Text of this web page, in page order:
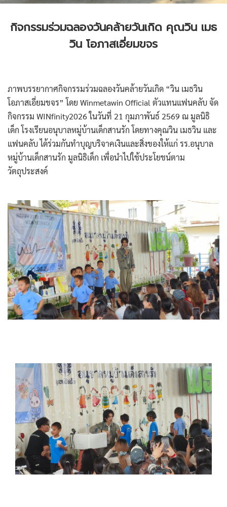
กิจกรรมร่วมฉลองวันคล้ายวันเกิด คุณวิน เมธ
วิน โอภาสเอี่ยมขจร
ภาพบรรยากาศกิจกรรมร่วมฉลองวันคล้ายวันเกิด “วิน เมธวิน
โอภาสเอี่ยมขจร” โดย Winmetawin Official ตัวแทนแฟนคลับ จัด
กิจกรรม WINfinity2026 ในวันที่ 21 กุมภาพันธ์ 2569 ณ มูลนิธิ
เด็ก โรงเรียนอนุบาลหมู่บ้านเด็กสานรัก โดยทางคุณวิน เมธวิน และ
แฟนคลับได้ร่วมกันทำบุญบริจาคเงินและสิ่งของให้แก่ รร.อนุบาล
หมู่บ้านเด็กสานรัก มูลนิธิเด็ก เพื่อนำไปใช้ประโยชน์ตาม
วัตถุประสงค์